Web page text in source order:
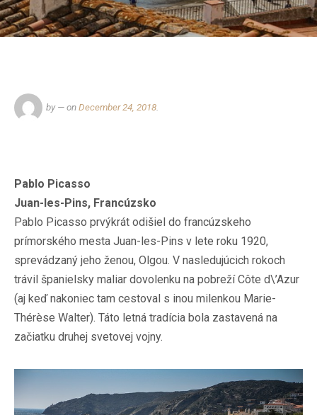
by — on December 24, 2018
Pablo Picasso
Juan-les-Pins, Francúzsko
Pablo Picasso prvýkrát odišiel do francúzskeho
prímorského mesta Juan-les-Pins v lete roku 1920,
sprevádzaný jeho ženou, Olgou. V nasledujúcich rokoch
trávil španielsky maliar dovolenku na pobreží Côte d\’Azur
(aj keď nakoniec tam cestoval s inou milenkou Marie-
Thérèse Walter). Táto letná tradícia bola zastavená na
začiatku druhej svetovej vojny.